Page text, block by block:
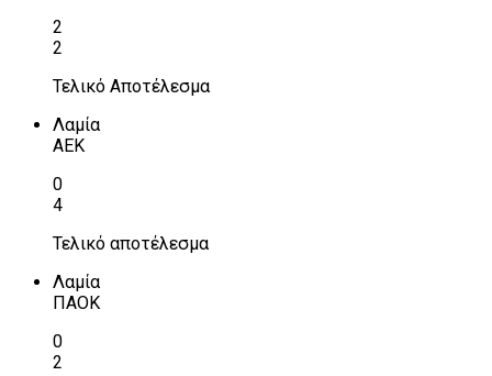
2
2
Τελικό Αποτέλεσμα
Λαμία
ΑΕΚ
0
4
Τελικό αποτέλεσμα
Λαμία
ΠΑΟΚ
0
2